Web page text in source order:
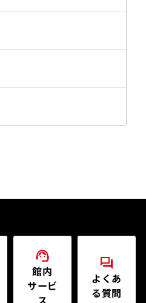
館内
サービ
ス
よくあ
る質問